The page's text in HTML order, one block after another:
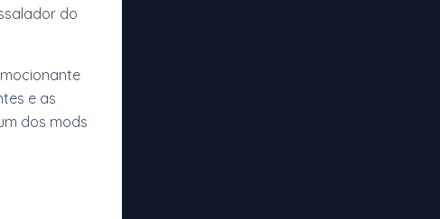
do
e as
dos mods